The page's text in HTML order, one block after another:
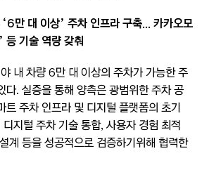
만 대 이상’ 주차 인프라 구축... 카카오모
등 기술 역량 갖춰
내 차량 6만 대 이상의 주차가 가능한 주
다. 실증을 통해 양측은 광범위한 주차 공
트 주차 인프라 및 디지털 플랫폼의 초기
지털 주차 기술 통합, 사용자 경험 최적
계 등을 성공적으로 검증하기위해 협력한